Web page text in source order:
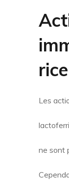
rice
Les
ne sont